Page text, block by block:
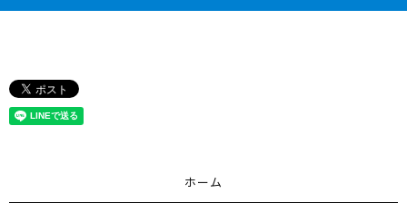
ホーム